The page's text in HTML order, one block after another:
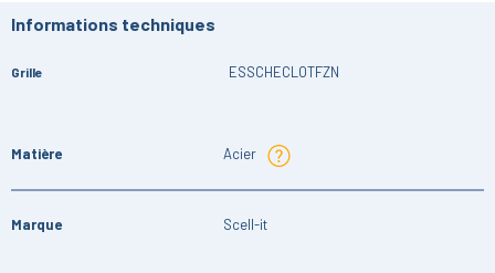
Informations techniques
Grille ESSCHECLOTFZN
Matière Acier
Marque Scell-it